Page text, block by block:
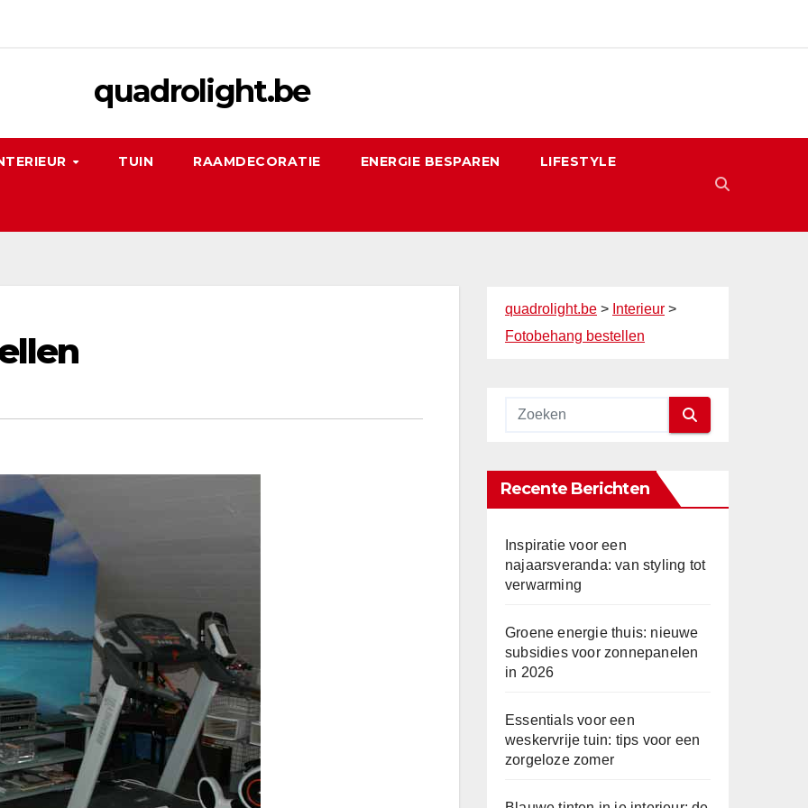
quadrolight.be
TUIN RAAMDECORATIE ENERGIE BESPAREN LIFESTYLE
quadrolight.be > Interieur >
Fotobehang bestellen
Recente Berichten
Inspiratie voor een
najaarsveranda: van styling tot
verwarming
Groene energie thuis: nieuwe
subsidies voor zonnepanelen
in 2026
Essentials voor een
weskervrije tuin: tips voor een
zorgeloze zomer